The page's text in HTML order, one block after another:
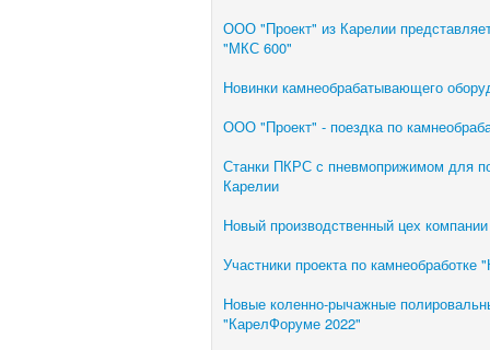
ООО "Проект" из Карелии
"МКС 600"
Новинки камнеобрабатывающего
ООО "Проект" - поездка по
Станки ПКРС с пневмоприжимом для
Карелии
Новый производственный цех
Участники проекта по
Новые коленно-рычажные
"КарелФоруме 2022"